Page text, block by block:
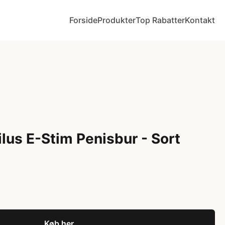
ForsideProdukterTop RabatterKontakt
E-Stim Penisbur - Sort